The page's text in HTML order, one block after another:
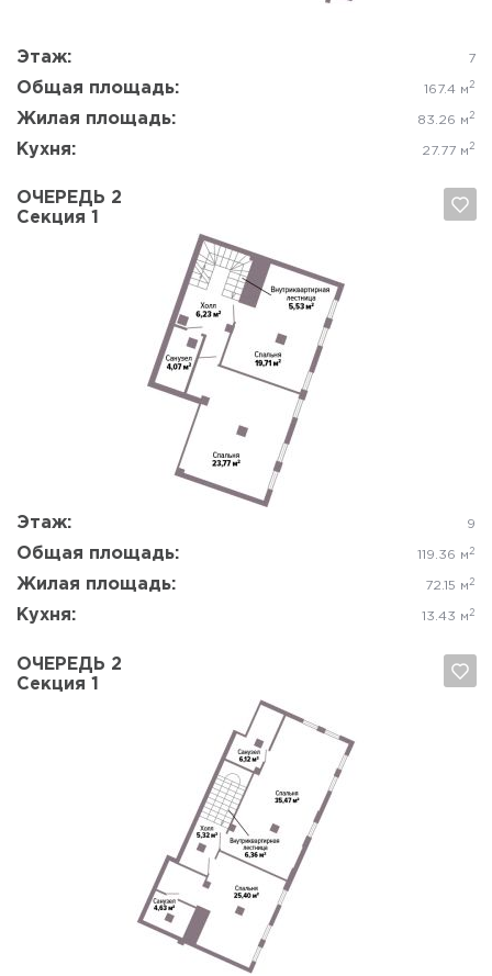
Этаж: 7
Общая площадь: 167.4 м 2
Жилая площадь: 83.26 м 2
Кухня: 27.77 м 2
ОЧЕРЕДЬ 2
Секция 1
Этаж: 9
Общая площадь: 119.36 м 2
Жилая площадь: 72.15 м 2
Кухня: 13.43 м 2
ОЧЕРЕДЬ 2
Секция 1
Да, удалить Отмена